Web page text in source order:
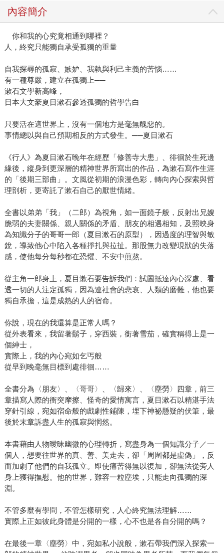
內容簡介
你和我的心究竟相通到哪裡？
人，終究只能獨自承受孤獨的重量
自我探尋的孤寂、嫉妒、我執與利己主義的苦惱……
有一種尊嚴，建立在孤獨上──
漱石文學新高峰，
日本大文豪夏目漱石參透孤獨的哲學告白
只要活在這世界上，沒有一個地方是毫無醜惡的。
事情總以與自己預期相反的方式發生。──夏目漱石
《行人》為夏目漱石晚年在經歷「修善寺大患」、徘徊於生死邊
緣後，縱身到更深層的精神世界所寫出的作品，為漱石寫作生涯
的「後期三部曲」。文風從初期的浪漫色彩，轉向內心探索與哲
理剖析，更寄託了漱石自己的厭世情緒。
全書以弟弟「我」（二郎）為視角，如一面鏡子般，反射出兄嫂
脆弱的夫妻關係、親人關係的矛盾、朋友的相遇相知，及照映身
為知識分子的哥哥一郎（夏目漱石的原型），因過度的理智與敏
銳，導致他心中陷入各種掙扎與拉扯。那股無力改變現狀的失落
感，使他每分每秒都在恐懼、不安中煎熬。
從主角一郎身上，夏目漱石要告訴我們：試圖抵達內心深處、看
透一切的人注定孤獨，因為連社會的悲哀、人類的磨難，他也要
獨自承擔，這是成熟的人的宿命。
你說，現在的我還算是正常人嗎？
從外表看來，我留著鬍子，穿西裝，銜著雪茄，確實稱得上是一
個紳士，
實際上，我的內心宛如乞丐般
從早到晚毫無目標到處徘徊……
全書分為〈朋友〉、〈哥哥〉、〈歸來〉、〈塵勞〉四章，前三
章描寫人際的衝突摩擦、怪奇的愛情寓言，夏目漱石以精湛手法
穿針引線，宛如宿命般的戲劇性鋪陳，埋下神祕懸疑的伏筆，最
後於末章訴盡人生的孤寂與惘然。
本書藉由人物曖昧幽微的心理轉折，寫盡身為一個知識分子／一
個人，想要往世界的真、善、美走去，卻「周圍都是虛偽」，反
而加劇了他們的自我孤立。即使痛苦得無以復加，卻無法從旁人
身上獲得撫慰。他的世界，難容一粒塵埃，只能走向孤獨的深
淵。
不管多麼有學問，不管怎樣研究，人心終究無法理解……
實際上正如彼此身體是分開的一樣，心不也是各自分開的嗎？
在最後一章〈塵勞〉中，宛如私小說般，漱石帶我們深入探索一